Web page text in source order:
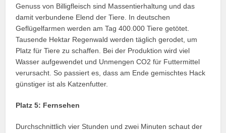
Genuss von Billigfleisch sind Massentierhaltung und das
damit verbundene Elend der Tiere. In deutschen
Geflügelfarmen werden am Tag 400.000 Tiere getötet.
Tausende Hektar Regenwald werden täglich gerodet, um
Platz für Tiere zu schaffen. Bei der Produktion wird viel
Wasser aufgewendet und Unmengen CO2 für Futtermittel
verursacht. So passiert es, dass am Ende gemischtes Hack
günstiger ist als Katzenfutter.
Platz 5: Fernsehen
Durchschnittlich vier Stunden und zwei Minuten schaut der